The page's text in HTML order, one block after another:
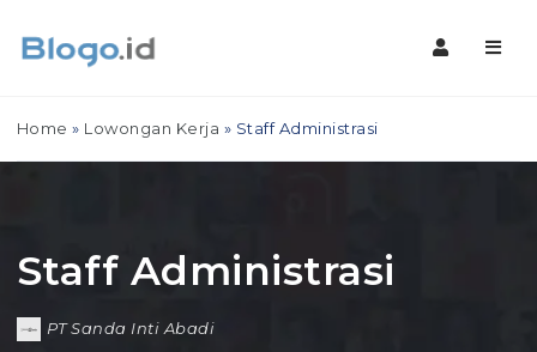
Home » Lowongan Kerja » Staff Administrasi
Staff Administrasi
PT Sanda Inti Abadi